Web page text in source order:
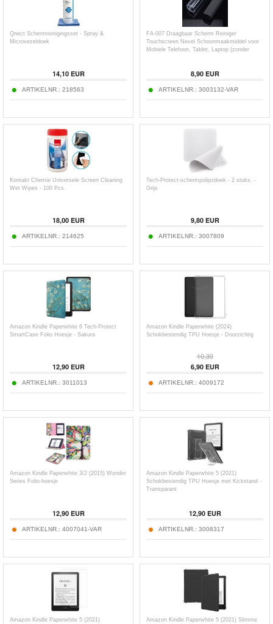
Qnect Schermreinigingsset - Spray &
Microvezeldoek
14,10EUR
ARTIKELNR.: 218563
FA-007 Draagbaar Scherm Reiniger
Touchscreen Nevel Schoonmaakmiddel voor
Mobiele Telefoon, Tablet, Laptop (zonder
8,90EUR
ARTIKELNR.: 3003132-VAR
Kontakt Chemie Universele Screen Cleaning
Wet Wipes - 100 Pcs.
18,00EUR
ARTIKELNR.: 214625
Tech-Protect-schermpolijstdoek - 2 stuks. -
Grijs
9,80EUR
ARTIKELNR.: 3007809
Amazon Kindle Paperwhite 6 Tech-Protect
SmartCase Folio Hoesje - Sakura
12,90EUR
ARTIKELNR.: 3011013
Amazon Kindle Paperwhite (2024)
Schokbestendig TPU Hoesje - Doorzichtig
10,30
6,90EUR
ARTIKELNR.: 4009172
Amazon Kindle Paperwhite 3/2 (2015) Wonder
Series Folio-hoesje
12,90EUR
ARTIKELNR.: 4007041-VAR
Amazon Kindle Paperwhite 5 (2021)
Schokbestendig TPU Hoesje met Kickstand -
Transparant
12,90EUR
ARTIKELNR.: 3008317
Amazon Kindle Paperwhite 5 (2021)
Amazon Kindle Paperwhite 5 (2021) Slimme